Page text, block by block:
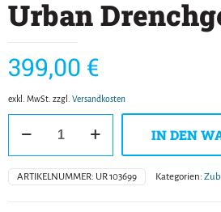
Urban
399,00 €
exkl. MwSt. zzgl. Versandkosten
Drenchgeschirr
IN DEN
ARTIKELNUMMER: UR 103699 Kategorien: